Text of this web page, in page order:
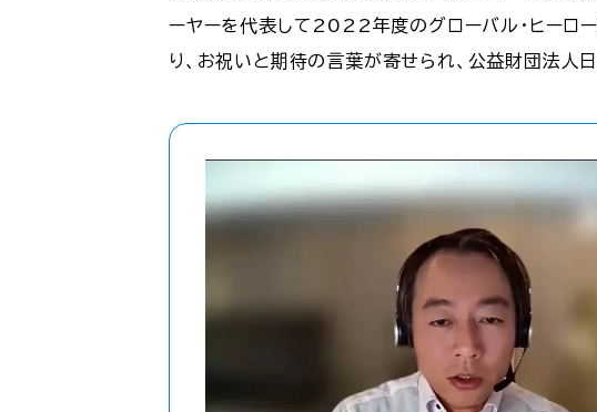
ーヤーを代表して2022年度のグローバル・ヒーロ
り、お祝いと期待の言葉が寄せられ、公益財団法人